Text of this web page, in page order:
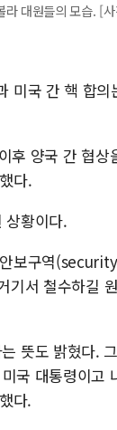
대원들의 모습. [
미국 간 핵 합의
후 양국 간 협상
다.
상황이다.
보구역(security
기서 철수하길
뜻도 밝혔다.
국 대통령이고
다.